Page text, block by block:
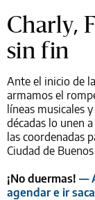
Charly,
sin fin
Ante el inicio de
armamos el
líneas musicales
décadas lo unen
las coordenadas
Ciudad de
¡No duermas! —
agendar e ir